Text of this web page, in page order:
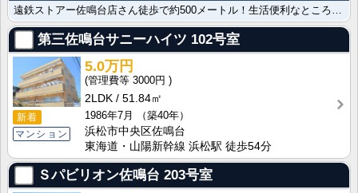
遠鉄ストアー佐鳴台店さん徒歩で約500メートル！生活便利なところで当店オススメのお部屋です！！
第三佐鳴台サニーハイツ 102号室
新着
マンション
5.0万円
3000円
2LDK
51.84㎡
1986年7月
（築40年）
浜松市中央区佐鳴台
東海道・山陽新幹線 浜松駅 徒歩54分
Ｓパビリオン佐鳴台 203号室